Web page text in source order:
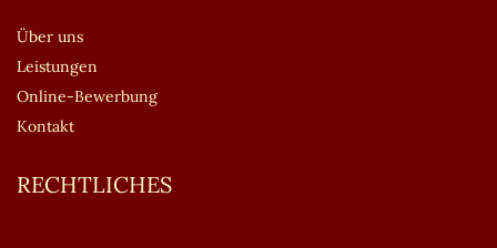
Über uns
Leistungen
Online-Bewerbung
Kontakt
RECHTLICHES